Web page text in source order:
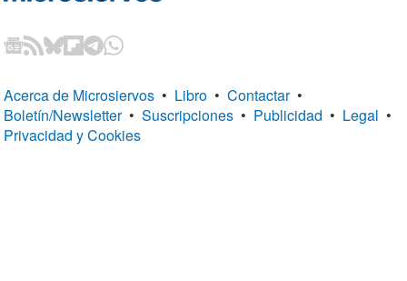
Acerca de Microsiervos • Libro • Contactar •
Boletín/Newsletter • Suscripciones • Publicidad • Legal •
Privacidad y Cookies